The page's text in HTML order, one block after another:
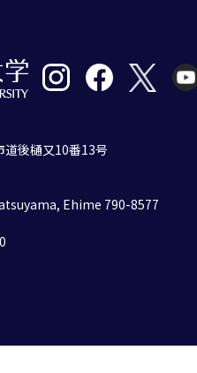
後樋又10番13号
Ehime 790-8577